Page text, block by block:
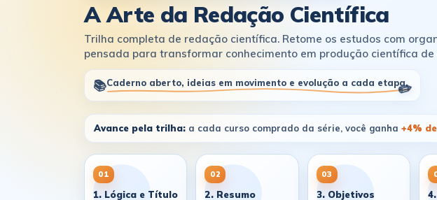
A Arte da Redação Científica
Trilha completa de redação científica. Retome os estudos com
pensada para transformar conhecimento em produção científica
📚Caderno aberto, ideias em movimento e evolução a cada etapa.
Avance pela trilha: a cada curso comprado da série, você ganha +4%
01
1. Lógica e Título
02
2. Resumo
03
3. Objetivos